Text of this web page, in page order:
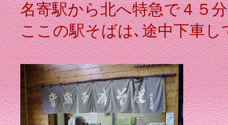
名寄駅から北へ特急で４５
ここの駅そばは､途中下車